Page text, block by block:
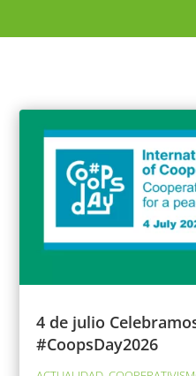
4 de julio
#CoopsDay2026